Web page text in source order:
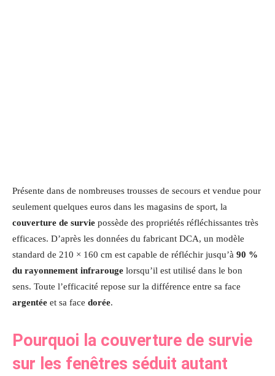
Présente dans de nombreuses trousses de secours et vendue pour
seulement quelques euros dans les magasins de sport, la
couverture de survie possède des propriétés réfléchissantes très
efficaces. D’après les données du fabricant DCA, un modèle
standard de 210 × 160 cm est capable de réfléchir jusqu’à 90 %
du rayonnement infrarouge lorsqu’il est utilisé dans le bon
sens. Toute l’efficacité repose sur la différence entre sa face
argentée et sa face dorée.
Pourquoi la couverture de survie
sur les fenêtres séduit autant